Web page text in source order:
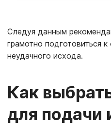
Следуя данным
грамотно подготовиться к
неудачного исхода.
Как
для подачи